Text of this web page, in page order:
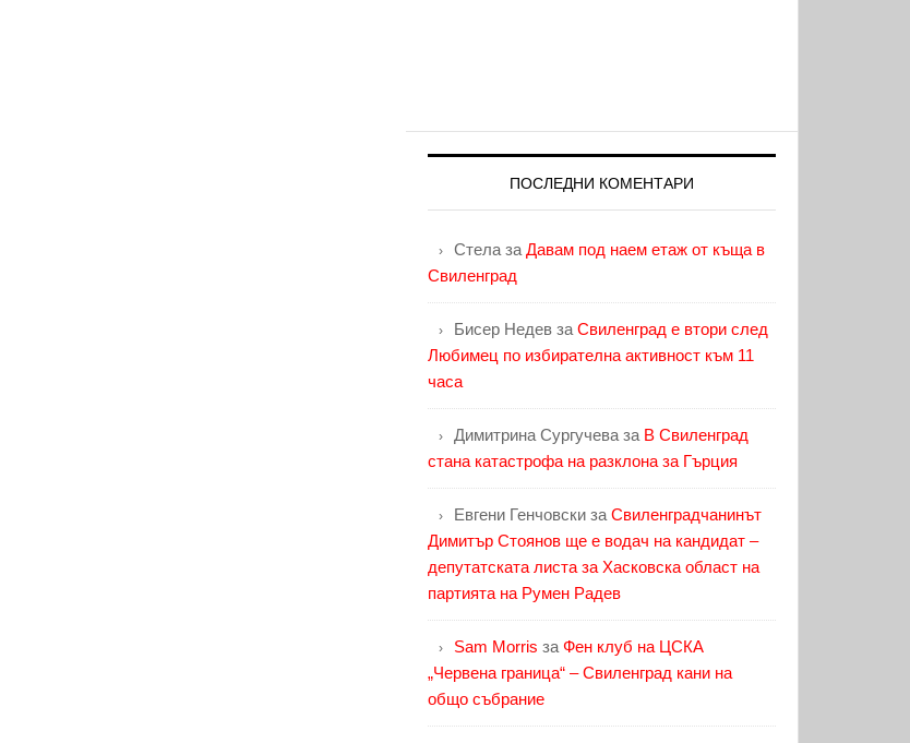
ПОСЛЕДНИ КОМЕНТАРИ
Стела за Давам под наем етаж от къща в
Свиленград
Бисер Недев за Свиленград е втори след
Любимец по избирателна активност към 11
часа
Димитрина Сургучева за В Свиленград
стана катастрофа на разклона за Гърция
Евгени Генчовски за Свиленградчанинът
Димитър Стоянов ще е водач на кандидат –
депутатската листа за Хасковска област на
партията на Румен Радев
Sam Morris за Фен клуб на ЦСКА
„Червена граница“ – Свиленград кани на
общо събрание